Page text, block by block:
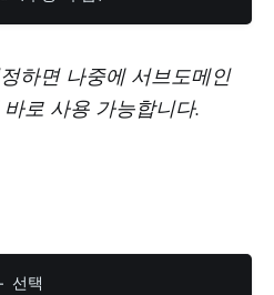
하면 나중에 서브도메인
로 사용 가능합니다.